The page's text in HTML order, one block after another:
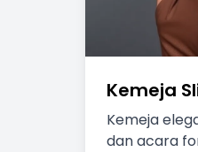
Kemeja
Kemeja
dan acara